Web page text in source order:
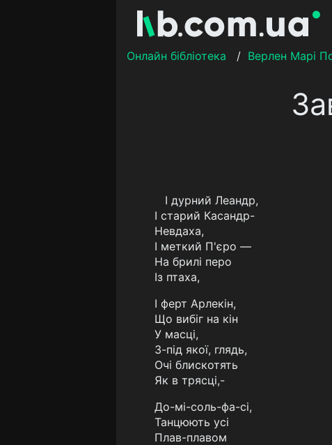
Онлайн бібліотека / Верлен Марі
I дурний Леандр,
I старий Касандр-
Невдаха,
I меткий П'єро —
На брилі перо
Із птаха,
I ферт Арлекін,
Що вибіг на кін
У масці,
З-під якої, глядь,
Очі блискотять
Як в трясці,-
До-мі-соль-фа-сі,
Танцюють усі
Плав-плавом